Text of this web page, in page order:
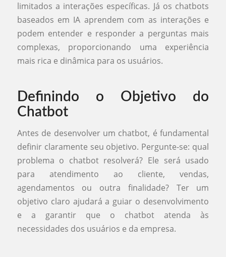
limitados a interações específicas. Já os chatbots
baseados em IA aprendem com as interações e
podem entender e responder a perguntas mais
complexas, proporcionando uma experiência
mais rica e dinâmica para os usuários.
Definindo o Objetivo do
Chatbot
Antes de desenvolver um chatbot, é fundamental
definir claramente seu objetivo. Pergunte-se: qual
problema o chatbot resolverá? Ele será usado
para atendimento ao cliente, vendas,
agendamentos ou outra finalidade? Ter um
objetivo claro ajudará a guiar o desenvolvimento
e a garantir que o chatbot atenda às
necessidades dos usuários e da empresa.